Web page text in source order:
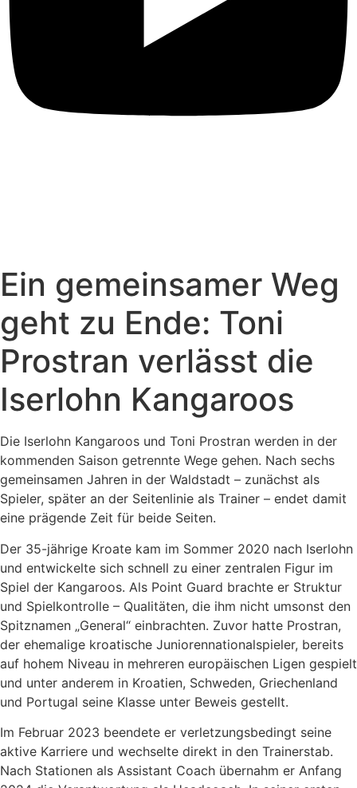
Ein gemeinsamer Weg
geht zu Ende: Toni
Prostran verlässt die
Iserlohn Kangaroos
Die Iserlohn Kangaroos und Toni Prostran werden in der
kommenden Saison getrennte Wege gehen. Nach sechs
gemeinsamen Jahren in der Waldstadt – zunächst als
Spieler, später an der Seitenlinie als Trainer – endet damit
eine prägende Zeit für beide Seiten.
Der 35-jährige Kroate kam im Sommer 2020 nach Iserlohn
und entwickelte sich schnell zu einer zentralen Figur im
Spiel der Kangaroos. Als Point Guard brachte er Struktur
und Spielkontrolle – Qualitäten, die ihm nicht umsonst den
Spitznamen „General“ einbrachten. Zuvor hatte Prostran,
der ehemalige kroatische Juniorennationalspieler, bereits
auf hohem Niveau in mehreren europäischen Ligen gespielt
und unter anderem in Kroatien, Schweden, Griechenland
und Portugal seine Klasse unter Beweis gestellt.
Im Februar 2023 beendete er verletzungsbedingt seine
aktive Karriere und wechselte direkt in den Trainerstab.
Nach Stationen als Assistant Coach übernahm er Anfang